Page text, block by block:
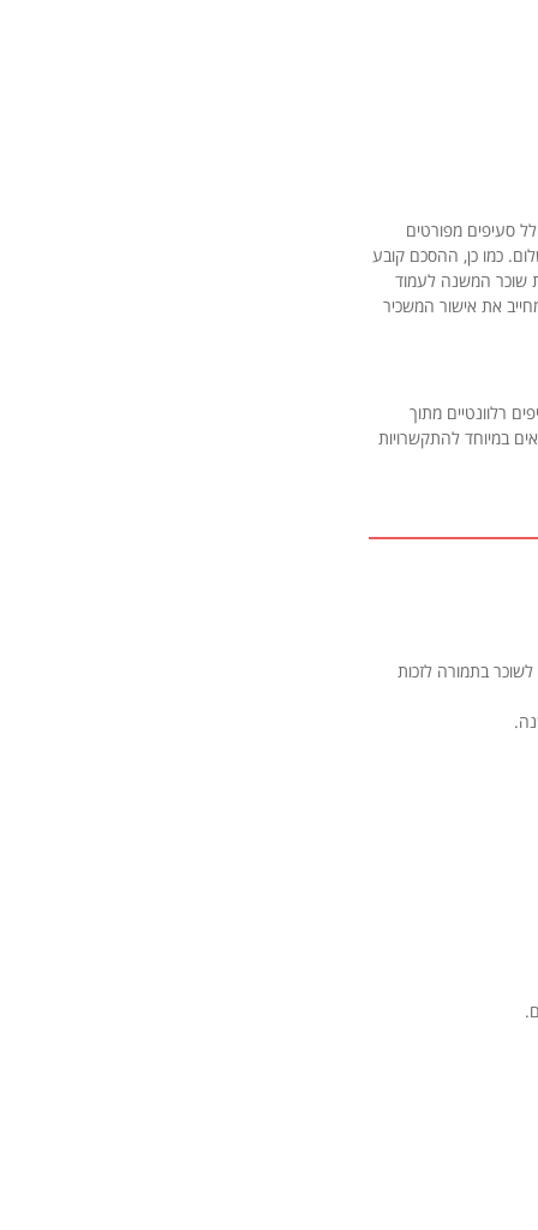
סעיפים מפורטים
כמו כן, ההסכם קובע
שוכר המשנה לעמוד
את אישור המשכיר
רלוונטיים מתוך
במיוחד להתקשרויות
בתמורה לזכות